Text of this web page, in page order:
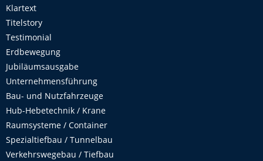
Klartext
Titelstory
Testimonial
Erdbewegung
Jubiläumsausgabe
Unternehmensführung
Bau- und Nutzfahrzeuge
Hub-Hebetechnik / Krane
Raumsysteme / Container
Spezialtiefbau / Tunnelbau
Verkehrswegebau / Tiefbau